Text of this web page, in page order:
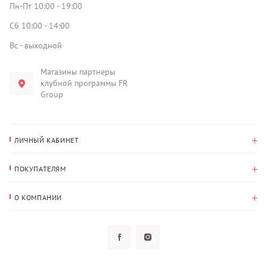
Пн-Пт 10:00 - 19:00
Сб 10:00 - 14:00
Вс - выходной
Магазины партнеры
клубной программы FR
Group
ЛИЧНЫЙ КАБИНЕТ
Адрес для доставки
ПОКУПАТЕЛЯМ
О КОМПАНИИ
Политика конфиденциальности